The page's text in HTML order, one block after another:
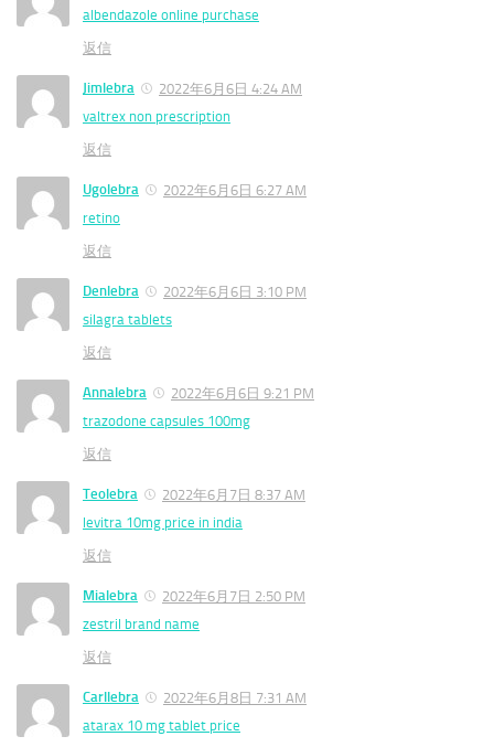
albendazole online purchase
返信
Jimlebra
2022年6月6日 4:24 AM
valtrex non prescription
返信
Ugolebra
2022年6月6日 6:27 AM
retino
返信
Denlebra
2022年6月6日 3:10 PM
silagra tablets
返信
Annalebra
2022年6月6日 9:21 PM
trazodone capsules 100mg
返信
Teolebra
2022年6月7日 8:37 AM
levitra 10mg price in india
返信
Mialebra
2022年6月7日 2:50 PM
zestril brand name
返信
Carllebra
2022年6月8日 7:31 AM
atarax 10 mg tablet price